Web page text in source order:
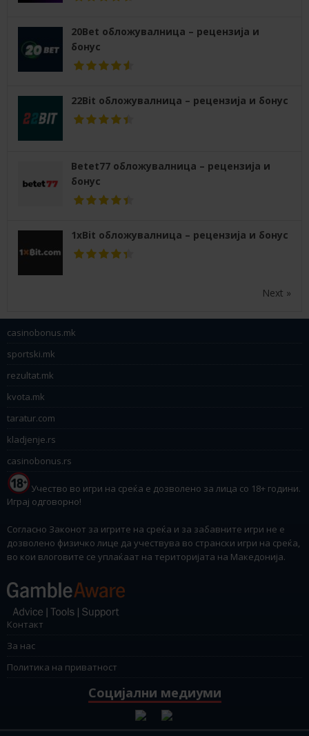
20Bet обложувалница – рецензија и
бонус
22Bit обложувалница – рецензија и бонус
Betet77 обложувалница – рецензија и
бонус
1xBit обложувалница – рецензија и бонус
Next »
casinobonus.mk
sportski.mk
rezultat.mk
kvota.mk
taratur.com
kladjenje.rs
casinobonus.rs
Учество во игри на среќа е дозволено за лица со 18+ години.
Играј одговорно!
Согласно Законот за игрите на среќа и за забавните игри не е
дозволено физичко лице да учествува во странски игри на среќа,
во кои влоговите се уплаќаат на територијата на Македонија.
Контакт
За нас
Политика на приватност
Социјални медиуми